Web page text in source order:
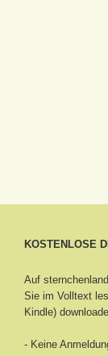
KOSTENLOSE
Auf
Sie im Volltext
Kindle)
- Keine